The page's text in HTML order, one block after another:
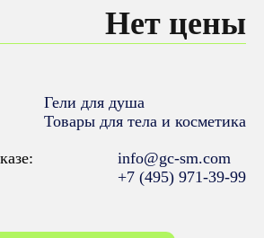
Нет цены
Гели для душа
Товары для тела и косметика
info@gc-sm.com
+7 (495) 971-39-99